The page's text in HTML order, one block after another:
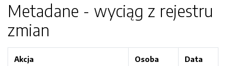
Metadane - wyciąg z rejestru
zmian
Akcja Osoba Data